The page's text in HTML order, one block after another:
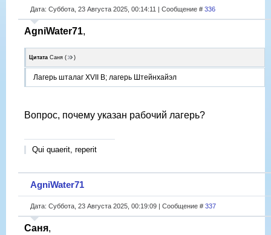
Дата: Суббота, 23 Августа 2025, 00:14:11 | Сообщение # 336
AgniWater71,
Цитата Саня ( )
Лагерь шталаг XVII B; лагерь Штейнхайэл
Вопрос, почему указан рабочий лагерь?
Qui quaerit, reperit
AgniWater71
Дата: Суббота, 23 Августа 2025, 00:19:09 | Сообщение # 337
Саня,